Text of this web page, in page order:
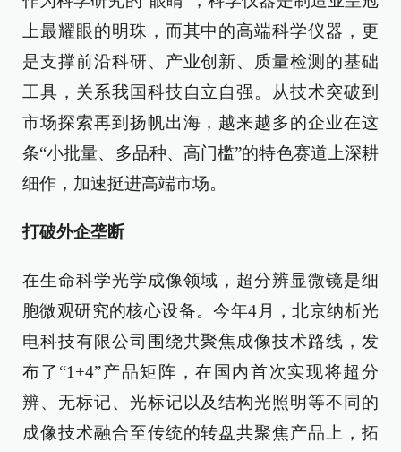
上最耀眼的明珠，而其中的高端科学仪器，更
是支撑前沿科研、产业创新、质量检测的基础
工具，关系我国科技自立自强。从技术突破到
市场探索再到扬帆出海，越来越多的企业在这
条“小批量、多品种、高门槛”的特色赛道上深耕
细作，加速挺进高端市场。
打破外企垄断
在生命科学光学成像领域，超分辨显微镜是细
胞微观研究的核心设备。今年4月，北京纳析光
电科技有限公司围绕共聚焦成像技术路线，发
布了“1+4”产品矩阵，在国内首次实现将超分
辨、无标记、光标记以及结构光照明等不同的
成像技术融合至传统的转盘共聚焦产品上，拓